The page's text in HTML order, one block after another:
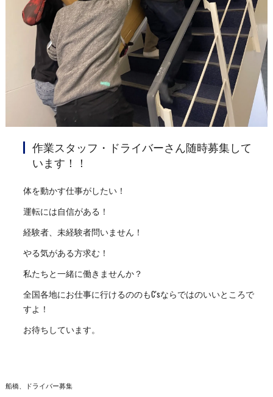
作業スタッフ・ドライバーさん随時募集して
います！！
体を動かす仕事がしたい！
運転には自信がある！
経験者、未経験者問いません！
やる気がある方求む！
私たちと一緒に働きませんか？
全国各地にお仕事に行けるののもC'sならではのいいところで
すよ！
お待ちしています。
船橋、ドライバー募集